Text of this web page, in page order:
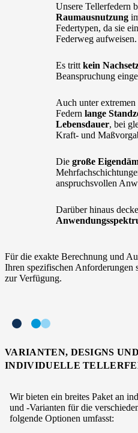
Unsere Tellerfedern
Raumausnutzung
Federtypen, da sie
Federweg aufweisen.
Es tritt kein
Beanspruchung
Auch unter
Federn lange
Lebensdauer, bei
Kraft- und
Die große
anspruchsvollen
Darüber hinaus
Für die exakte Berechnung und
Ihren spezifischen Anforderungen
zur Verfügung.
VARIANTEN, DESIGNS
INDIVIDUELLE
Wir bieten ein breites Paket an
und -Varianten für die
folgende Optionen umfasst: